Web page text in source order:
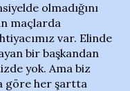
olmadığını
maçlarda
var. Elinde
bir başkandan
yok. Ama biz
göre her şartta